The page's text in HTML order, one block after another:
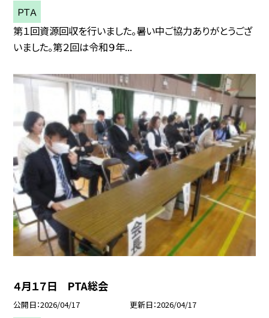
ＰＴＡ
第１回資源回収を行いました。暑い中ご協力ありがとうござ
いました。第２回は令和９年...
４月１７日 PTA総会
公開日 2026/04/17 更新日 2026/04/17